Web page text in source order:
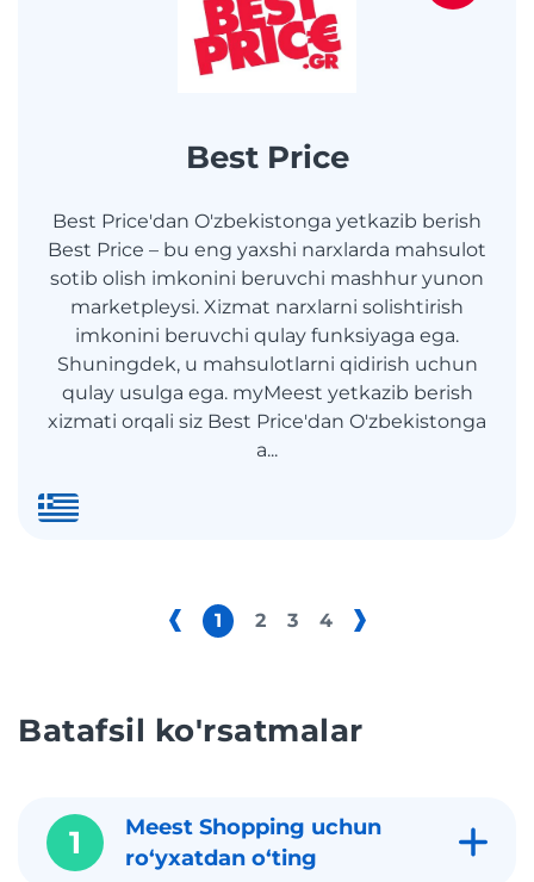
Best Price
Best Price'dan O'zbekistonga yetkazib berish
Best Price – bu eng yaxshi narxlarda mahsulot
sotib olish imkonini beruvchi mashhur yunon
marketpleysi. Xizmat narxlarni solishtirish
imkonini beruvchi qulay funksiyaga ega.
Shuningdek, u mahsulotlarni qidirish uchun
qulay usulga ega. myMeest yetkazib berish
xizmati orqali siz Best Price'dan O'zbekistonga
a...
1 2 3 4
Batafsil ko'rsatmalar
1
Meest Shopping uchun
roʻyxatdan oʻting